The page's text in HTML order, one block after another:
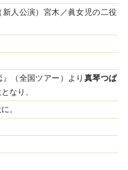
新人公演）宮木／眞女児の二役
』（全国ツアー）より 真琴つば
なり、
。